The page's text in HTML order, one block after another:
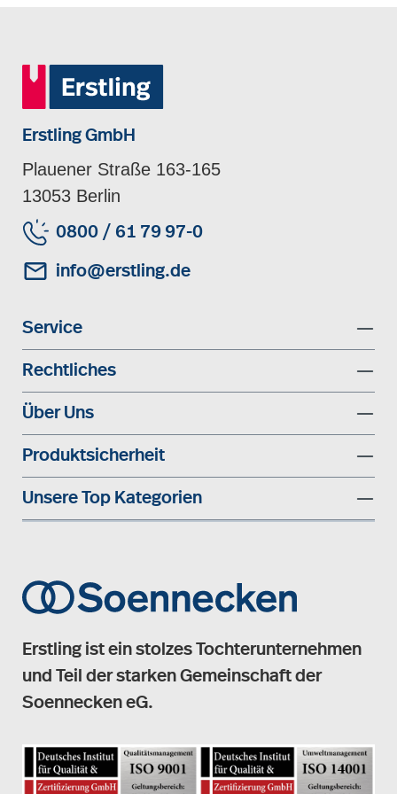
Erstling GmbH
Plauener Straße 163-165
13053 Berlin
0800 / 61 79 97-0
info@erstling.de
Service
Rechtliches
Über Uns
Produktsicherheit
Unsere Top Kategorien
Erstling ist ein stolzes Tochterunternehmen
und Teil der starken Gemeinschaft der
Soennecken eG.